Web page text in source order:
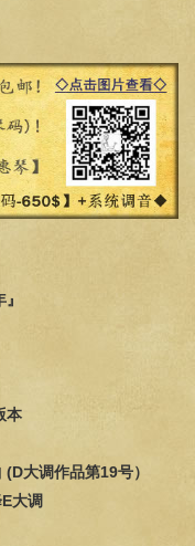
本
大调作品第19号）
大调